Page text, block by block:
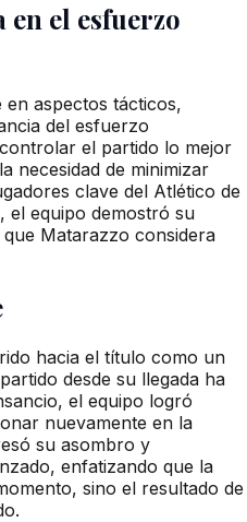
en el esfuerzo
aspectos tácticos,
del esfuerzo
el partido lo mejor
necesidad de minimizar
clave del Atlético de
el equipo demostró su
Matarazzo considera
hacia el título como un
desde su llegada ha
el equipo logró
nuevamente en la
su asombro y
enfatizando que la
sino el resultado de